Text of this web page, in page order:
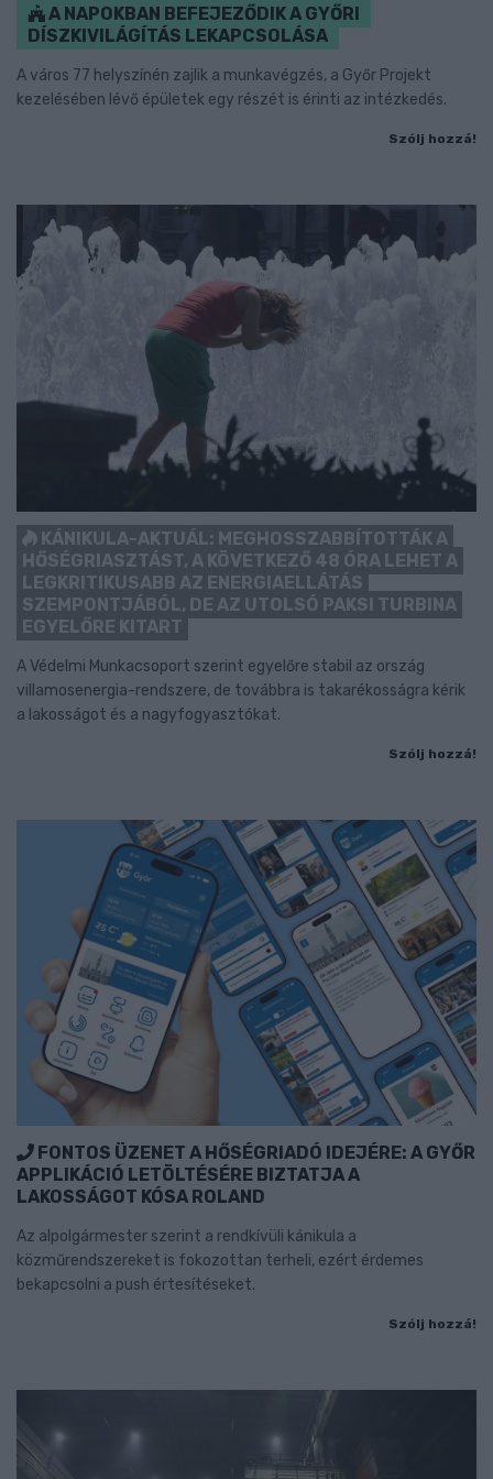
A NAPOKBAN BEFEJEZŐDIK A GYŐRI
DÍSZKIVILÁGÍTÁS LEKAPCSOLÁSA
A város 77 helyszínén zajlik a munkavégzés, a Győr Projekt
kezelésében lévő épületek egy részét is érinti az intézkedés.
Szólj hozzá!
KÁNIKULA-AKTUÁL: MEGHOSSZABBÍTOTTÁK A
HŐSÉGRIASZTÁST, A KÖVETKEZŐ 48 ÓRA LEHET A
LEGKRITIKUSABB AZ ENERGIAELLÁTÁS
SZEMPONTJÁBÓL, DE AZ UTOLSÓ PAKSI TURBINA
EGYELŐRE KITART
A Védelmi Munkacsoport szerint egyelőre stabil az ország
villamosenergia-rendszere, de továbbra is takarékosságra kérik
a lakosságot és a nagyfogyasztókat.
Szólj hozzá!
FONTOS ÜZENET A HŐSÉGRIADÓ IDEJÉRE: A GYŐR
APPLIKÁCIÓ LETÖLTÉSÉRE BIZTATJA A
LAKOSSÁGOT KÓSA ROLAND
Az alpolgármester szerint a rendkívüli kánikula a
közműrendszereket is fokozottan terheli, ezért érdemes
bekapcsolni a push értesítéseket.
Szólj hozzá!